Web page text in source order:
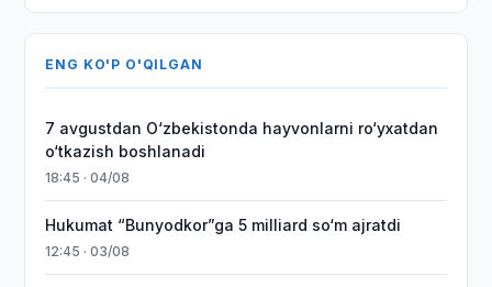
ENG KO'P O'QILGAN
7 avgustdan O‘zbekistonda hayvonlarni ro‘yxatdan
o‘tkazish boshlanadi
18:45 · 04/08
Hukumat “Bunyodkor”ga 5 milliard so‘m ajratdi
12:45 · 03/08